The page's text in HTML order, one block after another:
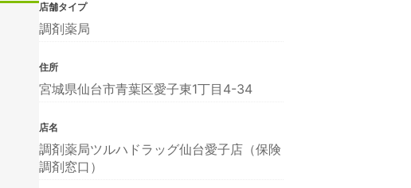
店舗タイプ
調剤薬局
住所
宮城県仙台市青葉区愛子東1丁目4-34
店名
調剤薬局ツルハドラッグ仙台愛子店（保険
調剤窓口）